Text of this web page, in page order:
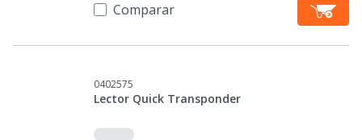
Comparar
0402575
Lector Quick Transponder